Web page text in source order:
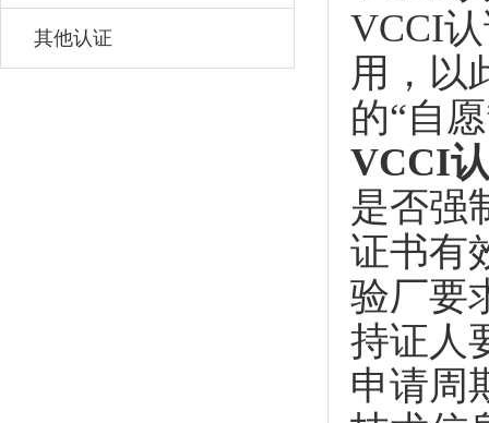
其他认证
VCCI
用，以
的“自
VCCI
是否强
证书有
验厂要
持证人
申请周